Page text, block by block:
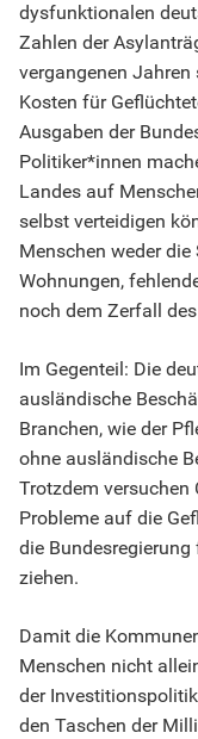
dysfunktionalen
Zahlen der
vergangenen
Kosten für
Ausgaben der
Politiker*innen
Landes auf
selbst verteidigen
Menschen weder
Wohnungen,
noch dem Zerfall
Im Gegenteil: Die
ausländische
Branchen, wie der
ohne ausländische
Trotzdem versuchen
Probleme auf die
die
ziehen.
Damit die
Menschen nicht
der
den Taschen der